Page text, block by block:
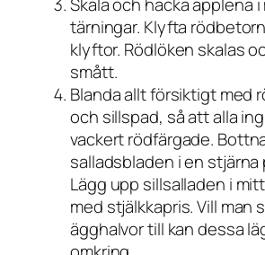
Skala och hacka äpplena
tärningar. Klyfta
klyftor. Rödlöken skalas
smått.
Blanda allt försiktigt med
och sillspad, så att alla
vackert rödfärgade.
salladsbladen i en stjärna
Lägg upp sillsalladen i
med stjälkkapris. Vill man
ägghalvor till kan dessa